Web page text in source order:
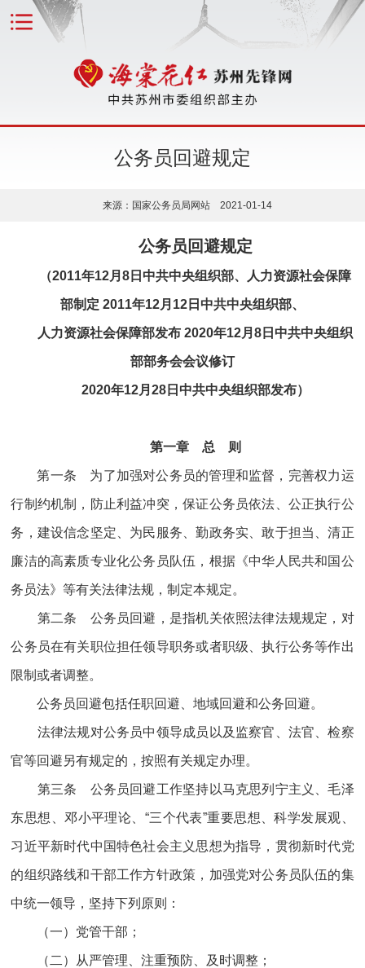
公务员回避规定
来源：国家公务员局网站 2021-01-14
公务员回避规定
（2011年12月8日中共中央组织部、人力资源社会保障
部制定 2011年12月12日中共中央组织部、
人力资源社会保障部发布 2020年12月8日中共中央组织
部部务会会议修订
2020年12月28日中共中央组织部发布）
第一章 总 则
第一条 为了加强对公务员的管理和监督，完善权力运
行制约机制，防止利益冲突，保证公务员依法、公正执行公
务，建设信念坚定、为民服务、勤政务实、敢于担当、清正
廉洁的高素质专业化公务员队伍，根据《中华人民共和国公
务员法》等有关法律法规，制定本规定。
第二条 公务员回避，是指机关依照法律法规规定，对
公务员在有关职位担任领导职务或者职级、执行公务等作出
限制或者调整。
公务员回避包括任职回避、地域回避和公务回避。
法律法规对公务员中领导成员以及监察官、法官、检察
官等回避另有规定的，按照有关规定办理。
第三条 公务员回避工作坚持以马克思列宁主义、毛泽
东思想、邓小平理论、“三个代表”重要思想、科学发展观、
习近平新时代中国特色社会主义思想为指导，贯彻新时代党
的组织路线和干部工作方针政策，加强党对公务员队伍的集
中统一领导，坚持下列原则：
（一）党管干部；
（二）从严管理、注重预防、及时调整；